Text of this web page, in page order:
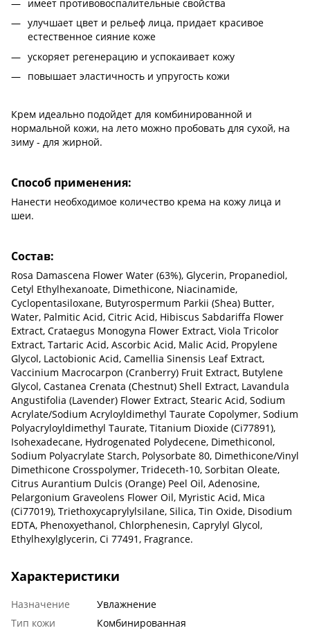
имеет противовоспалительные свойства
улучшает цвет и рельеф лица, придает красивое
естественное сияние коже
ускоряет регенерацию и успокаивает кожу
повышает эластичность и упругость кожи
Крем идеально подойдет для комбинированной и
нормальной кожи, на лето можно пробовать для сухой, на
зиму - для жирной.
Способ применения:
Нанести необходимое количество крема на кожу лица и
шеи.
Состав:
Rosa Damascena Flower Water (63%), Glycerin, Propanediol,
Cetyl Ethylhexanoate, Dimethicone, Niacinamide,
Cyclopentasiloxane, Butyrospermum Parkii (Shea) Butter,
Water, Palmitic Acid, Citric Acid, Hibiscus Sabdariffa Flower
Extract, Crataegus Monogyna Flower Extract, Viola Tricolor
Extract, Tartaric Acid, Ascorbic Acid, Malic Acid, Propylene
Glycol, Lactobionic Acid, Camellia Sinensis Leaf Extract,
Vaccinium Macrocarpon (Cranberry) Fruit Extract, Butylene
Glycol, Castanea Crenata (Chestnut) Shell Extract, Lavandula
Angustifolia (Lavender) Flower Extract, Stearic Acid, Sodium
Acrylate/​Sodium Acryloyldimethyl Taurate Copolymer, Sodium
Polyacryloyldimethyl Taurate, Titanium Dioxide (Ci77891),
Isohexadecane, Hydrogenated Polydecene, Dimethiconol,
Sodium Polyacrylate Starch, Polysorbate 80, Dimethicone/​Vinyl
Dimethicone Crosspolymer, Trideceth-10, Sorbitan Oleate,
Citrus Aurantium Dulcis (Orange) Peel Oil, Adenosine,
Pelargonium Graveolens Flower Oil, Myristic Acid, Mica
(Ci77019), Triethoxycaprylylsilane, Silica, Tin Oxide, Disodium
EDTA, Phenoxyethanol, Chlorphenesin, Caprylyl Glycol,
Ethylhexylglycerin, Ci 77491, Fragrance.
Характеристики
Назначение
Увлажнение
Тип кожи
Комбинированная